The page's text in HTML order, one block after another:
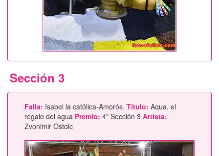
Sección 3
Falla: Isabel la católica-Amorós. Título: Aqua, el
regalo del agua Premio: 4º Sección 3 Artista:
Zvonimir Ostoic